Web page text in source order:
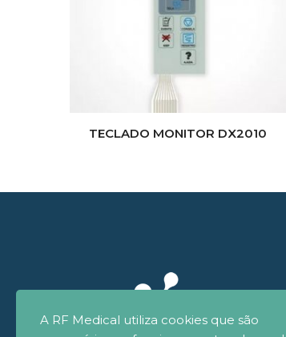
TECLADO MONITOR DX2010
A RF Medical utiliza cookies que são